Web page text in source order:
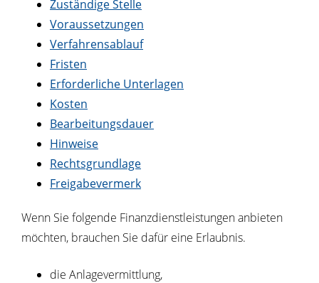
Zuständige Stelle
Voraussetzungen
Verfahrensablauf
Fristen
Erforderliche Unterlagen
Kosten
Bearbeitungsdauer
Hinweise
Rechtsgrundlage
Freigabevermerk
Wenn Sie folgende Finanzdienstleistungen anbieten
möchten, brauchen Sie dafür eine Erlaubnis.
die Anlagevermittlung,